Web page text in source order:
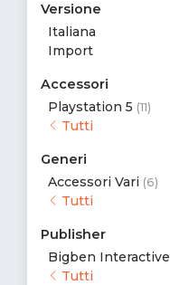
Versione
Italiana
Import
Accessori
Playstation 5 (11)
Tutti
Generi
Accessori Vari (6)
Tutti
Publisher
Bigben Interactive
Tutti